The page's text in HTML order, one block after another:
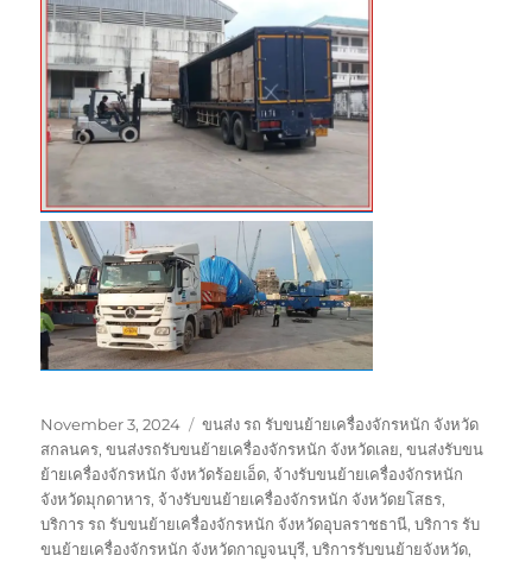
Posted
on
November 3, 2024 Tags
ขนส่ง รถ รับขนย้ายเครื่องจักรหนัก จังหวัด
สกลนคร,ขนส่งรถรับขนย้ายเครื่องจักรหนัก จังหวัดเลย,ขนส่งรับขน
ย้ายเครื่องจักรหนัก จังหวัดร้อยเอ็ด, จ้างรับขนย้ายเครื่องจักรหนัก
จังหวัดมุกดาหาร, จ้างรับขนย้ายเครื่องจักรหนัก จังหวัดยโสธร,
บริการ รถ รับขนย้ายเครื่องจักรหนัก จังหวัดอุบลราชธานี,บริการ รับ
ขนย้ายเครื่องจักรหนัก จังหวัดกาญจนบุรี,บริการรับขนย้ายจังหวัด,